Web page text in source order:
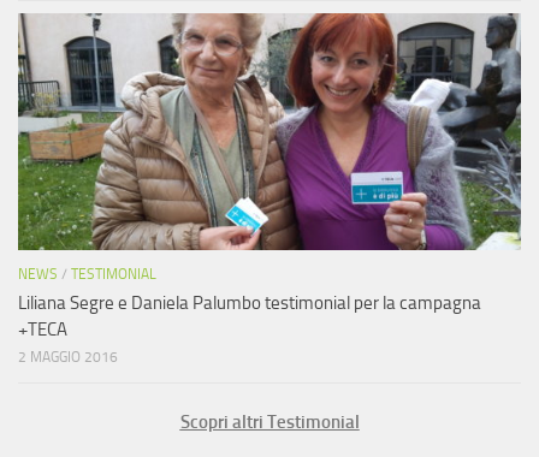
NEWS / TESTIMONIAL
Liliana Segre e Daniela Palumbo testimonial per la campagna
+TECA
2 MAGGIO 2016
Scopri altri Testimonial